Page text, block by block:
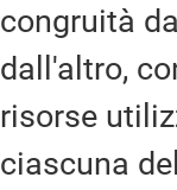
congruità
dall'altro,
risorse
ciascuna